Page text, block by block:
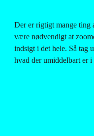
Der er rigtigt mange ting
være nødvendigt at
indsigt i det hele. Så tag
hvad der umiddelbart er